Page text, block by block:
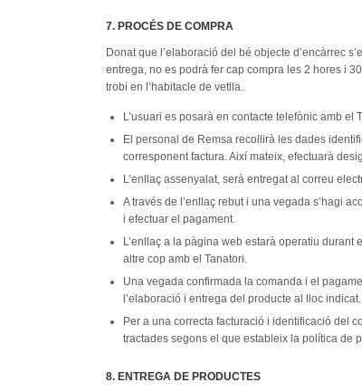
7. PROCÉS DE COMPRA
Donat que l’elaboració del bé objecte d’encàrrec
entrega, no es podrà fer cap compra les 2 hores i
trobi en l’habitacle de vetlla.
L’usuari es posarà en contacte telefònic amb el
El personal de Remsa recollirà les dades
corresponent factura. Així mateix, efectuarà
L’enllaç assenyalat, serà entregat al correu
A través de l’enllaç rebut i una vegada s’hagi
i efectuar el pagament.
L’enllaç a la pàgina web estarà operatiu
altre cop amb el Tanatori.
Una vegada confirmada la comanda i el
l’elaboració i entrega del producte al lloc indicat.
Per a una correcta facturació i identificació del
tractades segons el que estableix la política de
8. ENTREGA DE PRODUCTES